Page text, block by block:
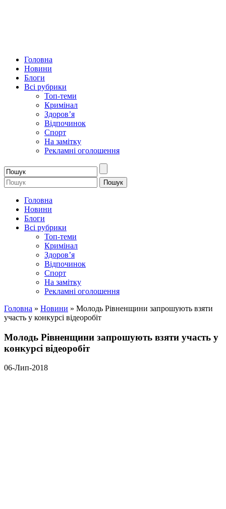
Головна
Новини
Блоги
Всі рубрики
Топ-теми
Кримінал
Здоров’я
Відпочинок
Спорт
На замітку
Рекламні оголошення
Головна
Новини
Блоги
Всі рубрики
Топ-теми
Кримінал
Здоров’я
Відпочинок
Спорт
На замітку
Рекламні оголошення
Головна » Новини » Молодь Рівненщини запрошують взяти
участь у конкурсі відеоробіт
Молодь Рівненщини запрошують взяти участь у
конкурсі відеоробіт
06-Лип-2018